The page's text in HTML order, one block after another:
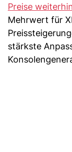
Preise
Mehrwert für
stärkste